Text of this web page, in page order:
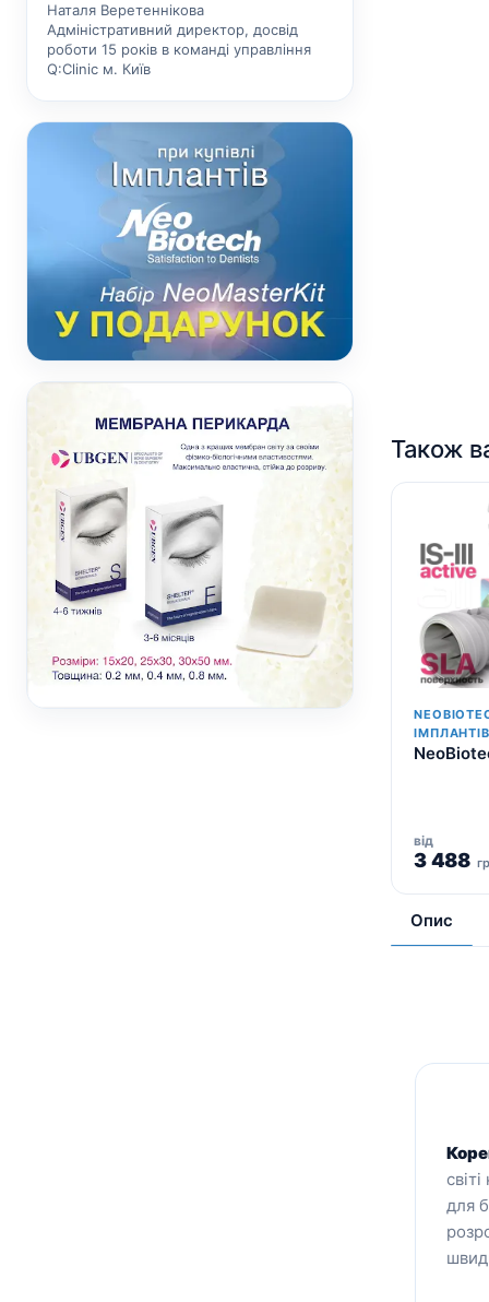
Наталя Веретеннікова
Адміністративний директор, досвід
роботи 15 років в команді управління
Q:Clinic м. Київ
Також
ІМПЛАНТІВ
від
3 488
Опис
для